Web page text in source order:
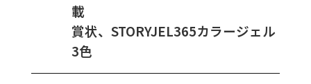
載
賞状、STORYJEL365カラージェル
3色